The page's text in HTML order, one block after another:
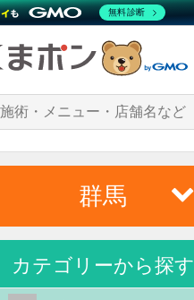
群馬
カテゴリーから探す
無料診断